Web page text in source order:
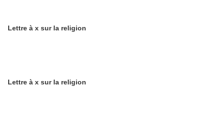
Lettre à x sur la religion
Lettre à x sur la religion